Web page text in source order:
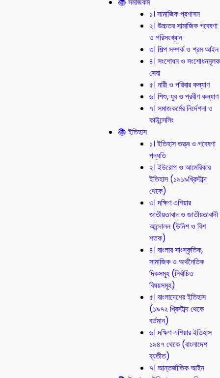
১। সামাজিক প্রশাসন
২। উচ্চতর সামাজিক গবেষণা
ও পরিসংখ্যান
৩। শিল্প সম্পর্ক ও শ্রম আইন
৪। সংশোধন ও সংশোধনমূলক
সেবা
৫। নারী ও পরিবার কল্যাণ
৬। শিশু, যুব ও প্রবীণ কল্যাণ
৭। সমাজকর্মের নির্দেশনা ও
কাউন্সেলিং
📚 ইতিহাস
১। ইতিহাস তত্ত্ব ও গবেষণা
পদ্ধতি
২। ইউরোপ ও আমেরিকার
ইতিহাস (১৯১৯খ্রিস্টাব্দ
থেকে)
৩। দক্ষিণ এশিয়ার
জাতীয়তাবাদ ও জাতীয়তাবাদী
আন্দোলন (উনিশ ও বিশ
শতক)
৪। বাংলার সাংস্কৃতিক,
সামাজিক ও অর্থনৈতিক
দিকসমূহ (নির্বাচিত
বিষয়সমূহ)
৫। বাংলাদেশের ইতিহাস
(১৯৭২ খ্রিস্টাব্দ থেকে
বর্তমান)
৬। দক্ষিণ এশিয়ার ইতিহাস
১৯৪৭ থেকে (বাংলাদেশ
ব্যতীত)
৭। আন্তর্জাতিক আইন